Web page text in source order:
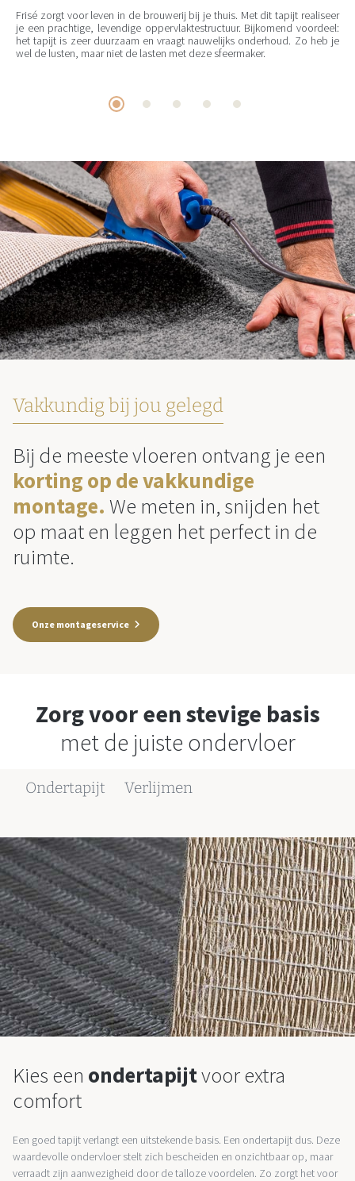
Frisé zorgt voor leven in de brouwerij bij je thuis. Met dit tapijt realiseer
je een prachtige, levendige oppervlaktestructuur. Bijkomend voordeel:
het tapijt is zeer duurzaam en vraagt nauwelijks onderhoud. Zo heb je
wel de lusten, maar niet de lasten met deze sfeermaker.
Vakkundig bij jou gelegd
Bij de meeste vloeren ontvang je een
korting op de vakkundige
montage. We meten in, snijden het
op maat en leggen het perfect in de
ruimte.
Onze montageservice
Zorg voor een stevige basis
met de juiste ondervloer
Ondertapijt Verlijmen
Kies een ondertapijtvoor extra
comfort
Een goed tapijt verlangt een uitstekende basis. Een ondertapijt dus. Deze
waardevolle ondervloer stelt zich bescheiden en onzichtbaar op, maar
verraadt zijn aanwezigheid door de talloze voordelen. Zo zorgt het voor